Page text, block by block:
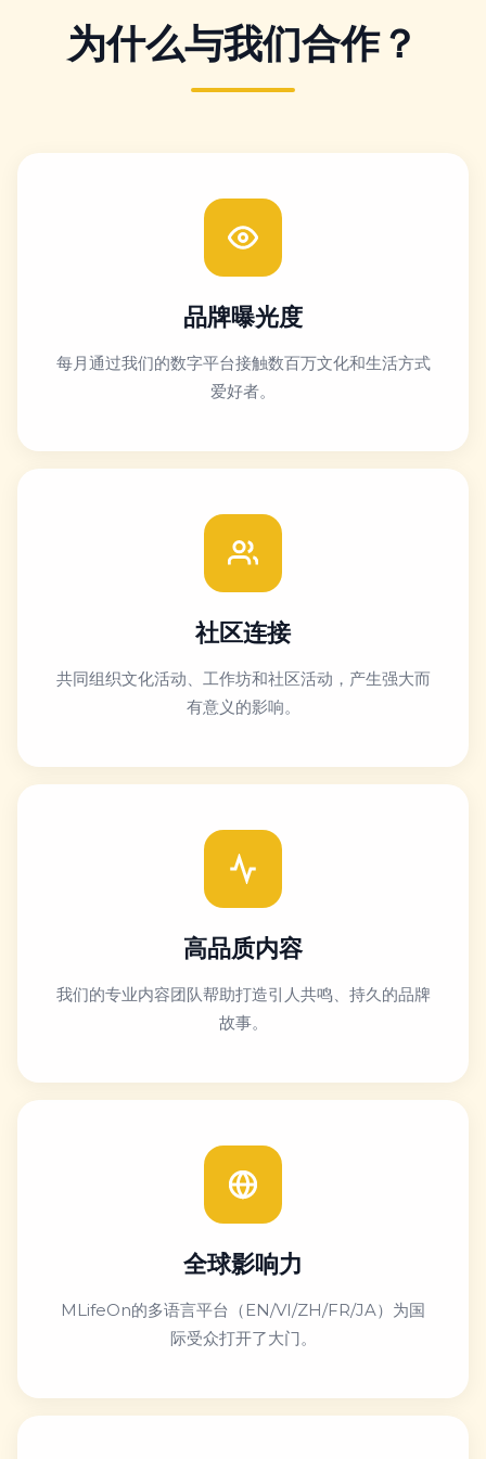
为什么与我们合作？
品牌曝光度
每月通过我们的数字平台接触数百万文化和生活方式
爱好者。
社区连接
共同组织文化活动、工作坊和社区活动，产生强大而
有意义的影响。
高品质内容
我们的专业内容团队帮助打造引人共鸣、持久的品牌
故事。
全球影响力
MLifeOn的多语言平台（EN/VI/ZH/FR/JA）为国
际受众打开了大门。